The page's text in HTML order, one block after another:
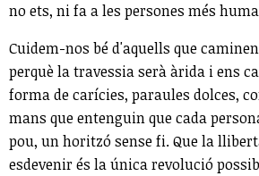
no ets, ni fa a les persones més
Cuidem-nos bé d'aquells que
perquè la travessia serà àrida i ens
forma de carícies, paraules dolces,
mans que entenguin que cada
pou, un horitzó sense fi. Que la
esdevenir és la única revolució